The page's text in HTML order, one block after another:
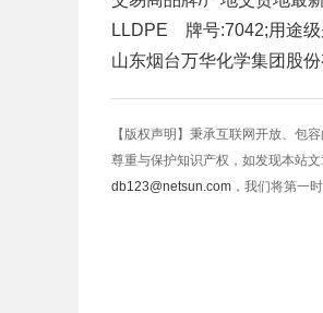
LLDPE 牌号:7042;用途级
山东烟台万华化学集团股份
【版权声明】秉承互联网开放、包
尊重与保护知识产权，如发现本站
db123@netsun.com ，我们将第一